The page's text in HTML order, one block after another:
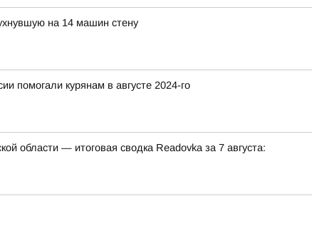
на 14 машин стену
помогали курянам в августе 2024-го
области — итоговая сводка Readovka за 7 августа: